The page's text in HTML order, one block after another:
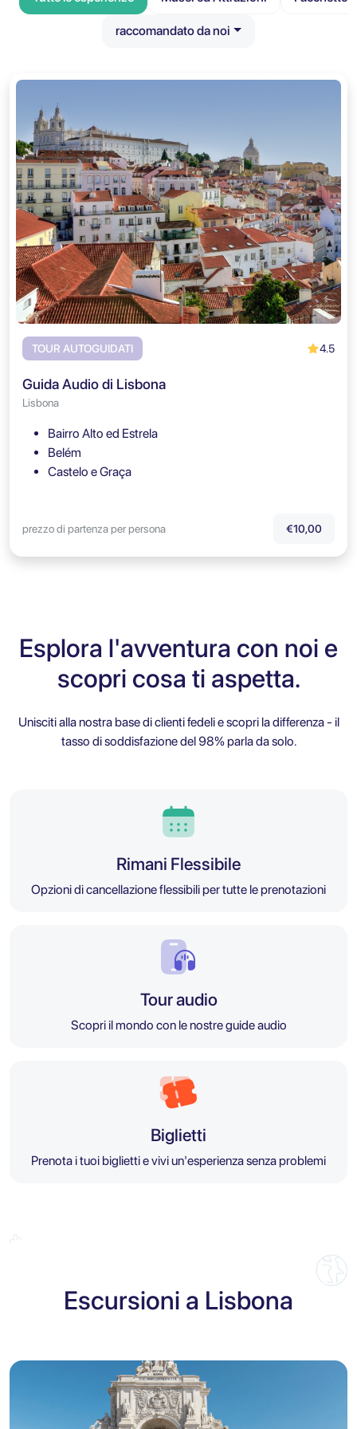
raccomandato da noi
TOUR AUTOGUIDATI 4.5
Guida Audio di Lisbona
Lisbona
Bairro Alto ed Estrela
Belém
Castelo e Graça
prezzo di partenza per persona €10,00
Esplora l'avventura con noi e
scopri cosa ti aspetta.
Unisciti alla nostra base di clienti fedeli e scopri la differenza - il
tasso di soddisfazione del 98% parla da solo.
Rimani Flessibile
Opzioni di cancellazione flessibili per tutte le prenotazioni
Tour audio
Scopri il mondo con le nostre guide audio
Biglietti
Prenota i tuoi biglietti e vivi un'esperienza senza problemi
Escursioni a Lisbona